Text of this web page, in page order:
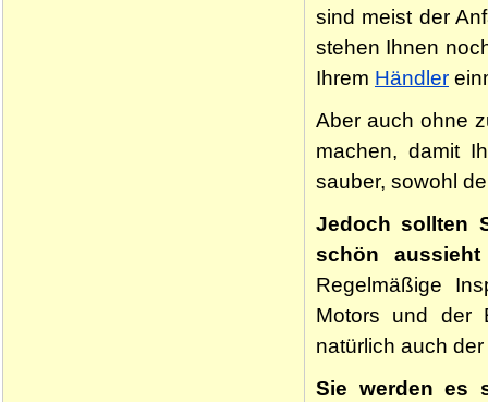
sind meist der
stehen Ihnen
Ihrem Händler
Aber auch ohne
machen, damit
sauber, sowohl
Jedoch sollten
schön aussieht
Regelmäßige
Motors und der
natürlich auch
Sie werden es